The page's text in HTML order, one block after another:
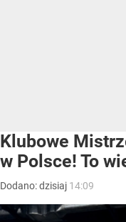
Klubowe
w Polsce! To
Dodano:dzisiaj 14:09